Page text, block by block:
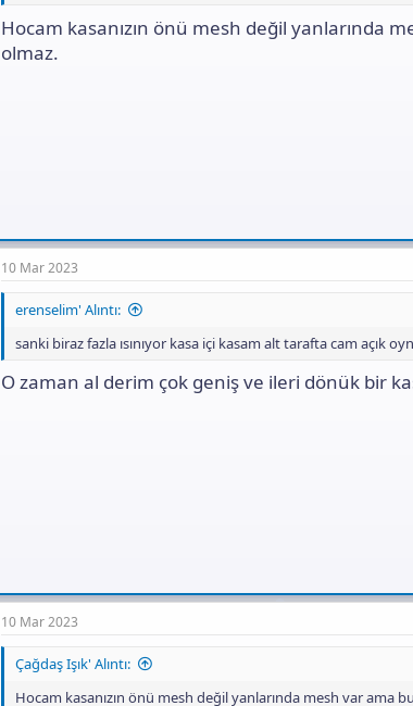
Hocam kasanızın önü mesh değil yanlarında
olmaz.
10 Mar 2023
erenselim' Alıntı:
sanki biraz fazla ısınıyor kasa içi kasam alt tarafta cam açık
O zaman al derim çok geniş ve ileri dönük bir
10 Mar 2023
Çağdaş Işık' Alıntı:
Hocam kasanızın önü mesh değil yanlarında mesh var ama